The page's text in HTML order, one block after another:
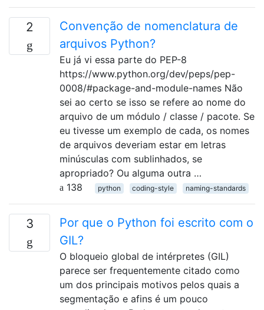
2
Convenção de nomenclatura de
arquivos Python?
Eu já vi essa parte do PEP-8
https://www.python.org/dev/peps/pep-
0008/#package-and-module-names Não
sei ao certo se isso se refere ao nome do
arquivo de um módulo / classe / pacote. Se
eu tivesse um exemplo de cada, os nomes
de arquivos deveriam estar em letras
minúsculas com sublinhados, se
apropriado? Ou alguma outra …
138
python coding-style naming-standards
3
Por que o Python foi escrito com o
GIL?
O bloqueio global de intérpretes (GIL)
parece ser frequentemente citado como
um dos principais motivos pelos quais a
segmentação e afins é um pouco